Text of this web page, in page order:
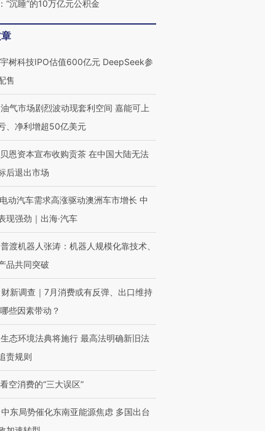
： “沉睡”的10万亿元公积金
宇树科技IPO估值600亿元 DeepSeek参
售
油气市场剧烈波动现套利空间 嘉能可上
、净利增超50亿美元
贝恩资本宣布收购贡茶 在中国大陆无法
后退出市场
电动汽车需求高涨驱动澳洲车市增长 中
现强劲｜出海·汽车
普渡机器人张涛：机器人规模化靠技术、
品共同突破
财新调查｜7月消费或有反弹、出口维持
些因素带动？
生态环境法典将施行 最高法明确新旧法
责规则
看空消费的“三大误区”
中东局势催化东南亚能源焦虑 多国出台